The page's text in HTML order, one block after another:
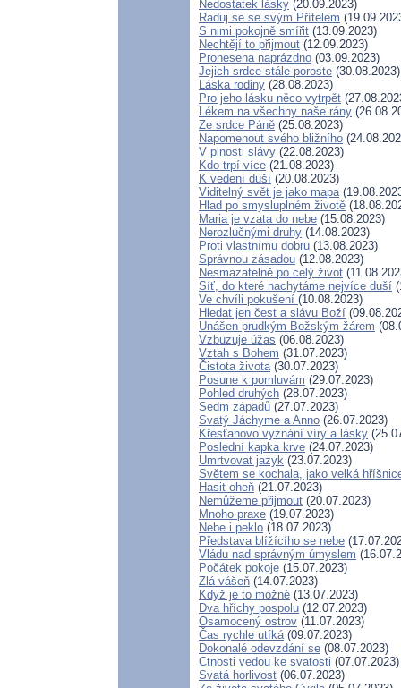
Nedostatek lásky (20.09.2023)
Raduj se se svým Přítelem
S nimi pokojně smířit (13.09.2023)
Nechtějí to přijmout (12.09.2023)
Pronesena naprázdno (03.09.2023)
Jejich srdce stále poroste (30.08.2023)
Láska rodiny (28.08.2023)
Pro jeho lásku něco vytrpět
Lékem na všechny naše rány
Ze srdce Páně (25.08.2023)
Napomenout svého bližního
V plnosti slávy (22.08.2023)
Kdo trpí více (21.08.2023)
K vedení duší (20.08.2023)
Viditelný svět je jako mapa
Hlad po smysluplném životě
Maria je vzata do nebe (15.08.2023)
Nerozlučnými druhy (14.08.2023)
Proti vlastnímu dobru (13.08.2023)
Správnou zásadou (12.08.2023)
Nesmazatelně po celý život
Síť, do které nachytáme nejvíce duší
Ve chvíli pokušení (10.08.2023)
Hledat jen čest a slávu Boží
Unášen prudkým Božským žárem
Vzbuzuje úžas (06.08.2023)
Vztah s Bohem (31.07.2023)
Čistota života(30.07.2023)
Posune k pomluvám (29.07.2023)
Pohled druhých (28.07.2023)
Sedm západů (27.07.2023)
Svatý Jáchyme a Anno (26.07.2023)
Křesťanovo vyznání víry a lásky
Poslední kapka krve (24.07.2023)
Umrtvovat jazyk (23.07.2023)
Světem se kochala, jako velká
Hasit oheň (21.07.2023)
Nemůžeme přijmout (20.07.2023)
Mnoho praxe (19.07.2023)
Nebe i peklo (18.07.2023)
Představa blížícího se nebe
Vládu nad správným úmyslem
Počátek pokoje (15.07.2023)
Zlá vášeň (14.07.2023)
Když je to možné (13.07.2023)
Dva hříchy pospolu (12.07.2023)
Osamocený ostrov (11.07.2023)
Čas rychle utíká(09.07.2023)
Dokonalé odevzdání se (08.07.2023)
Ctnosti vedou ke svatosti (07.07.2023)
Svatá horlivost (06.07.2023)